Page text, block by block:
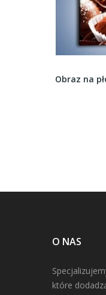
O NAS
które